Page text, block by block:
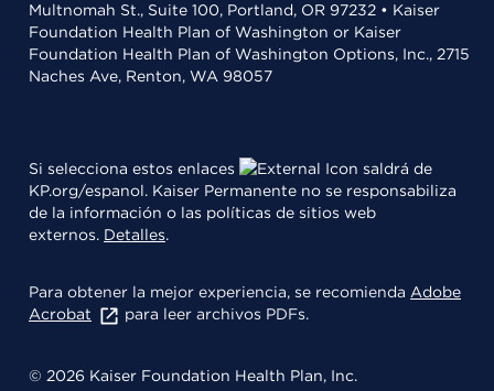
Multnomah St., Suite 100, Portland, OR 97232 • Kaiser
Foundation Health Plan of Washington or Kaiser
Foundation Health Plan of Washington Options, Inc., 2715
Naches Ave, Renton, WA 98057
Si selecciona estos enlaces
saldrá de
KP.org/espanol. Kaiser Permanente no se responsabiliza
de la información o las políticas de sitios web
externos. Detalles.
Para obtener la mejor experiencia, se recomienda Adobe
Acrobat
para leer archivos PDFs.
© 2026 Kaiser Foundation Health Plan, Inc.